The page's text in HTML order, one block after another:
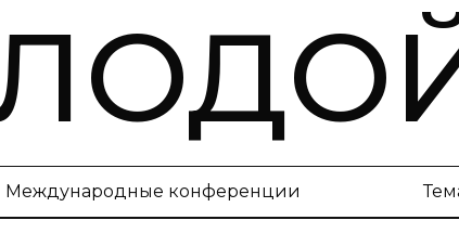
Международные конференции